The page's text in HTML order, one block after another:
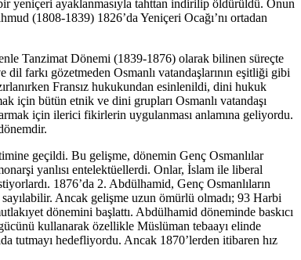
yeniçeri ayaklanmasıyla tahttan indirilip öldürüldü. Onun
(1808-1839) 1826’da Yeniçeri Ocağı’nı ortadan
Tanzimat Dönemi (1839-1876) olarak bilinen süreçte
farkı gözetmeden Osmanlı vatandaşlarının eşitliği gibi
Fransız hukukundan esinlenildi, dini hukuk
için bütün etnik ve dini grupları Osmanlı vatandaşı
için ilerici fikirlerin uygulanması anlamına geliyordu.
geçildi. Bu gelişme, dönemin Genç Osmanlılar
yanlısı entelektüellerdi. Onlar, İslam ile liberal
1876’da 2. Abdülhamid, Genç Osmanlıların
Ancak gelişme uzun ömürlü olmadı; 93 Harbi
dönemini başlattı. Abdülhamid döneminde baskıcı
kullanarak özellikle Müslüman tebaayı elinde
tutmayı hedefliyordu. Ancak 1870’lerden itibaren hız